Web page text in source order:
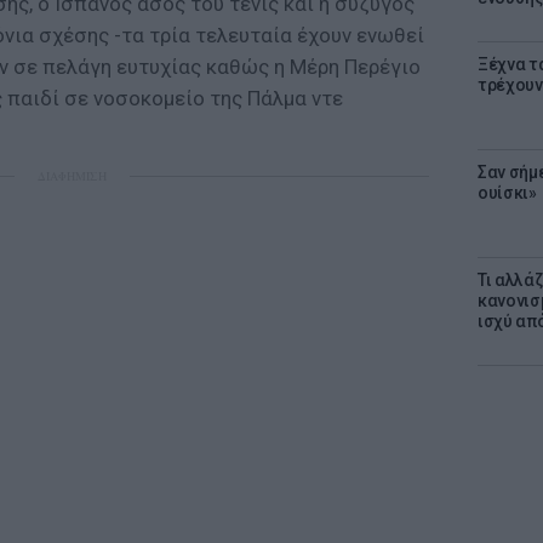
Ξέχνα
Σαν
ουίσκι»
Τι
ισχύ
σχέσης -τα τρία τελευταία έχουν ενωθεί
σε πελάγη ευτυχίας καθώς η Μέρη Περέγιο
σε νοσοκομείο της Πάλμα ντε